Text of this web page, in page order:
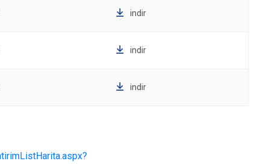
indir
indir
indir